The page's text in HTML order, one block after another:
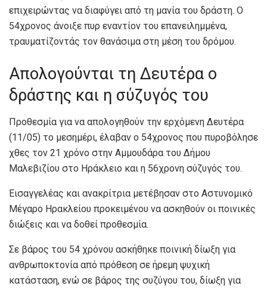
επιχειρώντας να διαφύγει από τη μανία του δράστη. Ο
54χρονος άνοιξε πυρ εναντίον του επανειλημμένα,
τραυματίζοντάς τον θανάσιμα στη μέση του δρόμου.
Απολογούνται τη Δευτέρα ο
δράστης και η σύζυγός του
Προθεσμία για να απολογηθούν την ερχόμενη Δευτέρα
(11/05) το μεσημέρι, έλαβαν ο 54χρονος που πυροβόλησε
χθες τον 21 χρόνο στην Αμμουδάρα του Δήμου
Μαλεβιζίου στο Ηράκλειο και η 56χρονη σύζυγός του.
Εισαγγελέας και ανακρίτρια μετέβησαν στο Αστυνομικό
Μέγαρο Ηρακλείου προκειμένου να ασκηθούν οι ποινικές
διώξεις και να δοθεί προθεσμία.
Σε βάρος του 54 χρόνου ασκήθηκε ποινική δίωξη για
ανθρωποκτονία από πρόθεση σε ήρεμη ψυχική
κατάσταση, ενώ σε βάρος της συζύγου του, δίωξη για